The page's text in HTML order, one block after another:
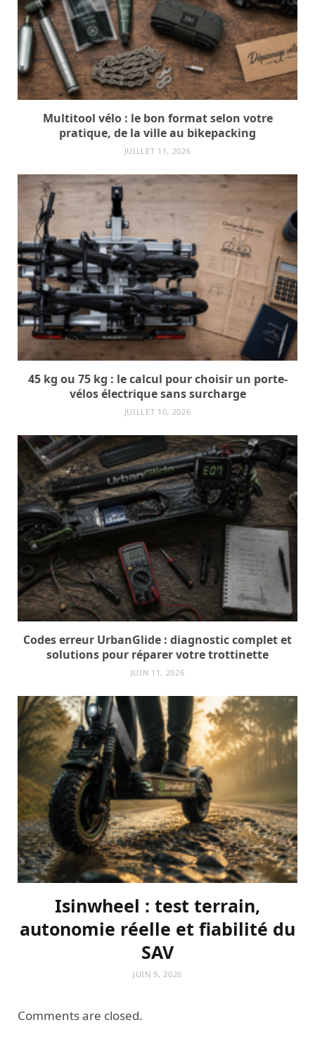
Multitool vélo : le bon format selon votre
pratique, de la ville au bikepacking
JUILLET 11, 2026
45 kg ou 75 kg : le calcul pour choisir un porte-
vélos électrique sans surcharge
JUILLET 10, 2026
Codes erreur UrbanGlide : diagnostic complet et
solutions pour réparer votre trottinette
JUIN 11, 2026
Isinwheel : test terrain,
autonomie réelle et fiabilité du
SAV
JUIN 9, 2026
Comments are closed.